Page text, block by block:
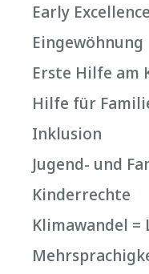
Early Excellence
Eingewöhnung
Erste Hilfe am
Hilfe für
Inklusion
Jugend- und
Kinderrechte
Klimawandel =